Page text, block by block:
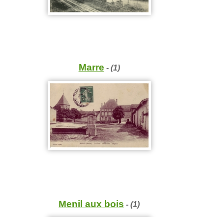
Marre - (1)
Menil aux bois - (1)